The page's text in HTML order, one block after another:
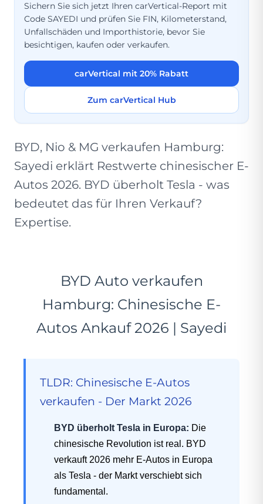
Sichern Sie sich jetzt Ihren carVertical-Report mit
Code SAYEDI und prüfen Sie FIN, Kilometerstand,
Unfallschäden und Importhistorie, bevor Sie
besichtigen, kaufen oder verkaufen.
carVertical mit 20% Rabatt
Zum carVertical Hub
BYD, Nio & MG verkaufen Hamburg:
Sayedi erklärt Restwerte chinesischer E-
Autos 2026. BYD überholt Tesla - was
bedeutet das für Ihren Verkauf?
Expertise.
BYD Auto verkaufen
Hamburg: Chinesische E-
Autos Ankauf 2026 | Sayedi
TLDR: Chinesische E-Autos
verkaufen - Der Markt 2026
BYD überholt Tesla in Europa: Die
chinesische Revolution ist real. BYD
verkauft 2026 mehr E-Autos in Europa
als Tesla - der Markt verschiebt sich
fundamental.